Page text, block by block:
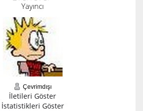
Yayıncı
Çevrimdışı
İletileri Göster
İstatistikleri Göster